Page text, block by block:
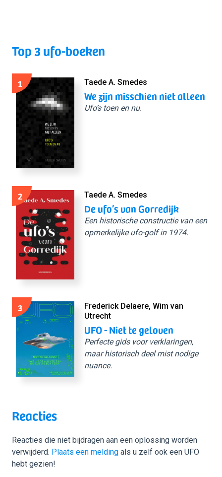
Top 3 ufo-boeken
1 Taede A. Smedes
We zijn misschien niet alleen
Ufo’s toen en nu.
2 Taede A. Smedes
De ufo’s van Gorredijk
Een historische constructie van een
opmerkelijke ufo-golf in 1974.
3
Frederick Delaere, Wim van
Utrecht
UFO - Niet te geloven
Perfecte gids voor verklaringen,
maar historisch deel mist nodige
nuance.
Reacties
Reacties die niet bijdragen aan een oplossing worden
verwijderd. Plaats een melding als u zelf ook een UFO
hebt gezien!